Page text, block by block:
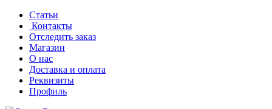
Перейти
навигации
Перейти
содержанию
Статьи
Контакты
Отследить заказ
Магазин
О нас
Доставка и оплата
Реквизиты
Профиль